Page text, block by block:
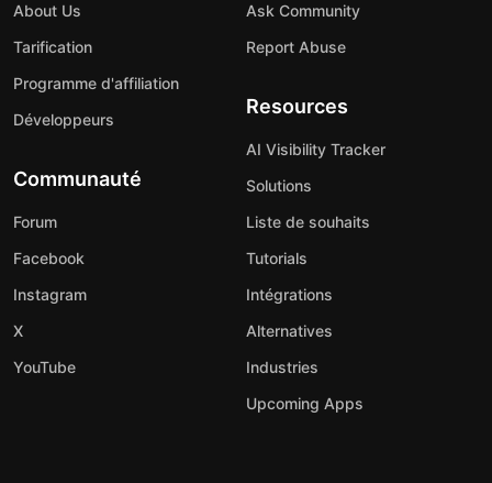
About Us
Tarification
Programme d'affiliation
Développeurs
Communauté
Forum
Facebook
Instagram
X
YouTube
Ask Community
Report Abuse
Resources
AI Visibility Tracker
Solutions
Liste de souhaits
Tutorials
Intégrations
Alternatives
Industries
Upcoming Apps